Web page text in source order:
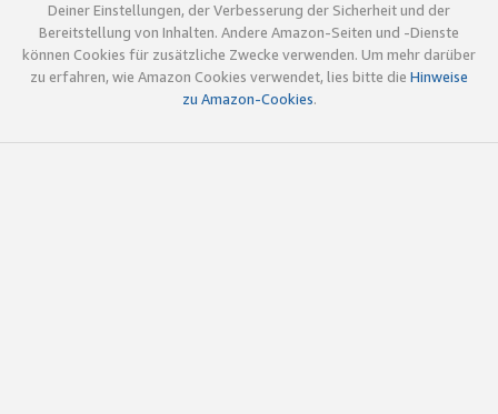
Deiner Einstellungen, der Verbesserung der Sicherheit und der
Bereitstellung von Inhalten. Andere Amazon-Seiten und -Dienste
können Cookies für zusätzliche Zwecke verwenden. Um mehr darüber
zu erfahren, wie Amazon Cookies verwendet, lies bitte die Hinweise
zu Amazon-Cookies.